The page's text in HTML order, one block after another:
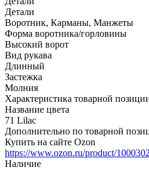
Детали
Воротник, Карманы, Манжеты
Форма воротника/горловины
Высокий ворот
Вид рукава
Длинный
Застежка
Молния
Характеристика товарной
Название цвета
71 Lilac
Дополнительно по товарной
Купить на сайте Ozon
https://www.ozon.ru/product/
Наличие